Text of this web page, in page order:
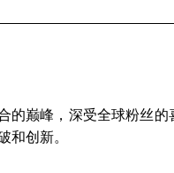
巅峰，深受全球粉丝的
和创新。